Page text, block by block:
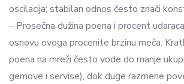
oscilacija; stabilan odnos često znači
– Prosečna dužina poena i procent
osnovu ovoga procenite brzinu meča.
poena na mreži često vode do manje
gemove i servise), dok duge razmene